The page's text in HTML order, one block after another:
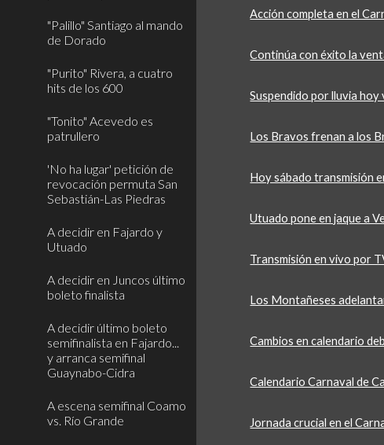
"Palillo" Santiago al mando
de Dorado
"Purito" Rivera, a cuatro
hits de los 600
"Tonito" Acevedo es
patrullero
'No ha lugar' petición de
revocación permuta San
Sebastián-Las Piedras
A decidir en Fajardo y
Utuado
A decidir en Juncos último
boleto finalista
A decidir último boleto
semifinalista en Fajardo...
y arranca semifinal
Guaynabo-Cidra
A escena semifinal Coamo
vs. Río Grande
Acción completa en el
Continúa con éxito la
Suspendido por lluvia hoy
Los Bravos frenan a los
Hoy sábado transmisión
Utuado pone en jaque a
Transmisión en vivo por
Los Montañeses
Cambios en calendario
Calendario Carnaval de
Jornada crucial en el